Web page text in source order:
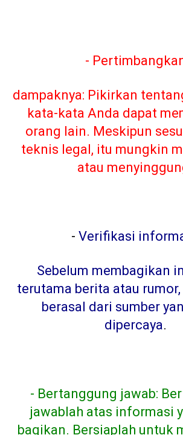
-
dampaknya: Pikirkan
kata-kata Anda dapat
orang lain. Meskipun
teknis legal, itu mungkin
atau
- Verifikasi
Sebelum membagikan
terutama berita atau
berasal dari sumber
dipercaya.
- Bertanggung jawab:
jawablah atas informasi
bagikan. Bersiaplah untuk